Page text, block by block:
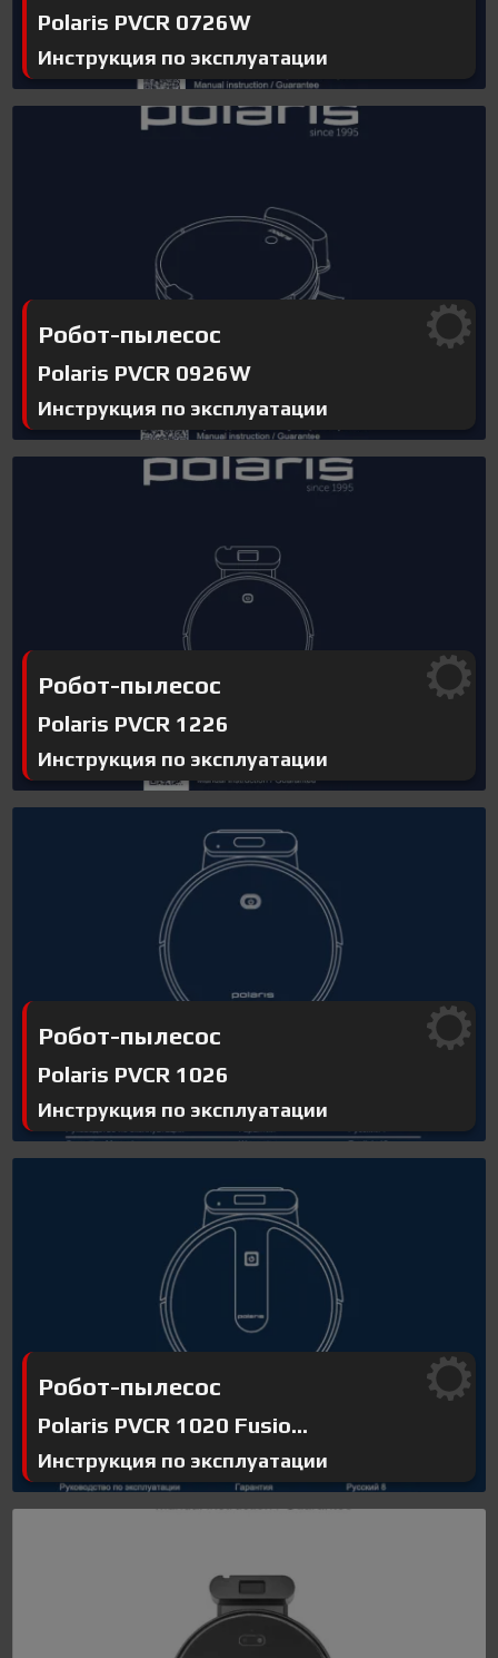
Polaris PVCR 0726W
Инструкция по эксплуатации
Робот-пылесос
Polaris PVCR 0926W
Инструкция по эксплуатации
Робот-пылесос
Polaris PVCR 1226
Инструкция по эксплуатации
Робот-пылесос
Polaris PVCR 1026
Инструкция по эксплуатации
Робот-пылесос
Polaris PVCR 1020 Fusio...
Инструкция по эксплуатации